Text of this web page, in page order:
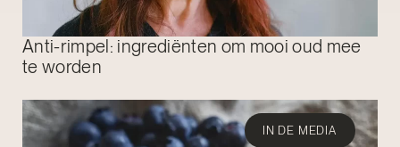
Anti-rimpel: ingrediënten om mooi oud mee
te worden
IN DE MEDIA